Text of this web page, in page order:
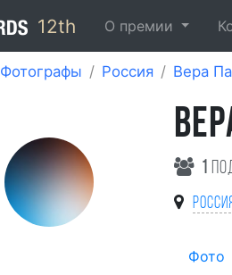
12th О премии
Фотографы Россия Вера
1
Фото